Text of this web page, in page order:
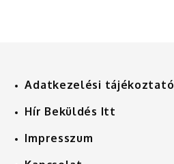
Adatkezelési tájékoztató
Hír Beküldés Itt
Impresszum